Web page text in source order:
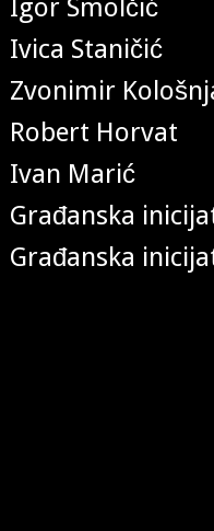
Igor Smolčić
Ivica Staničić
Zvonimir
Robert Horvat
Ivan Marić
Građanska
Građanska